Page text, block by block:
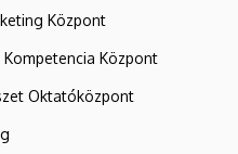
Központ
Központ
Oktatóközpont